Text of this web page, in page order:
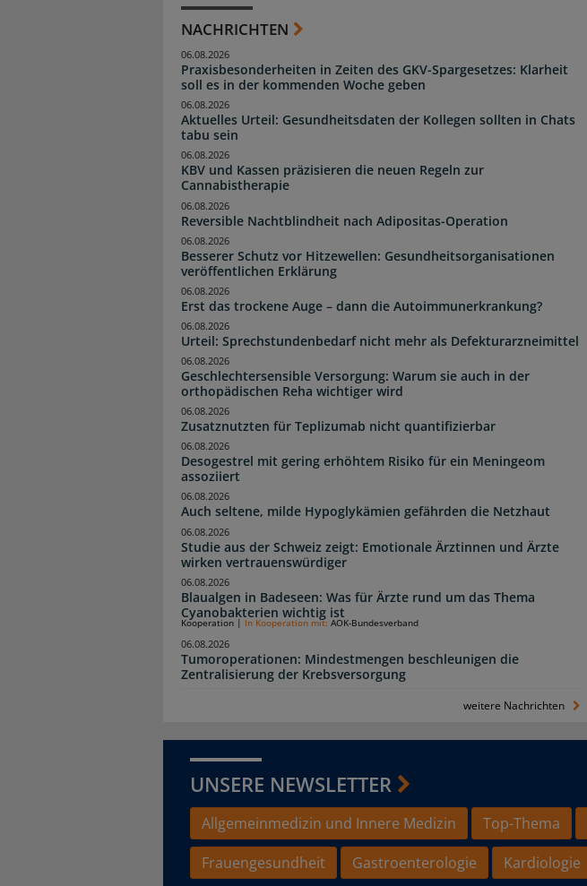
NACHRICHTEN
Praxisbesonderheiten in Zeiten des GKV-Spargesetzes: Klarheit
soll es in der kommenden Woche geben
06.08.2026
Aktuelles Urteil: Gesundheitsdaten der Kollegen sollten in Chats
tabu sein
06.08.2026
KBV und Kassen präzisieren die neuen Regeln zur
Cannabistherapie
06.08.2026
Reversible Nachtblindheit nach Adipositas-Operation
06.08.2026
Besserer Schutz vor Hitzewellen: Gesundheitsorganisationen
veröffentlichen Erklärung
06.08.2026
Erst das trockene Auge – dann die Autoimmunerkrankung?
06.08.2026
Urteil: Sprechstundenbedarf nicht mehr als Defekturarzneimittel
06.08.2026
Geschlechtersensible Versorgung: Warum sie auch in der
orthopädischen Reha wichtiger wird
06.08.2026
Zusatznutzten für Teplizumab nicht quantifizierbar
06.08.2026
Desogestrel mit gering erhöhtem Risiko für ein Meningeom
assoziiert
06.08.2026
Auch seltene, milde Hypoglykämien gefährden die Netzhaut
06.08.2026
Studie aus der Schweiz zeigt: Emotionale Ärztinnen und Ärzte
wirken vertrauenswürdiger
06.08.2026
Blaualgen in Badeseen: Was für Ärzte rund um das Thema
Cyanobakterien wichtig ist
06.08.2026
Tumoroperationen: Mindestmengen beschleunigen die
Zentralisierung der Krebsversorgung
Kooperation | In Kooperation mit: AOK-Bundesverband
06.08.2026
weitere Nachrichten
UNSERE NEWSLETTER
Allgemeinmedizin und Innere Medizin Top-Thema
Frauengesundheit
Gastroenterologie Kardiologie